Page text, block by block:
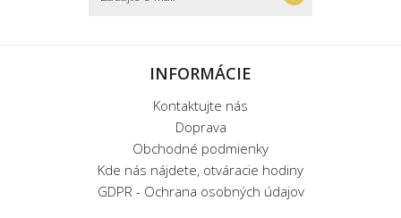
INFORMÁCIE
Kontaktujte nás
Doprava
Obchodné podmienky
Kde nás nájdete, otváracie hodiny
GDPR - Ochrana osobných údajov